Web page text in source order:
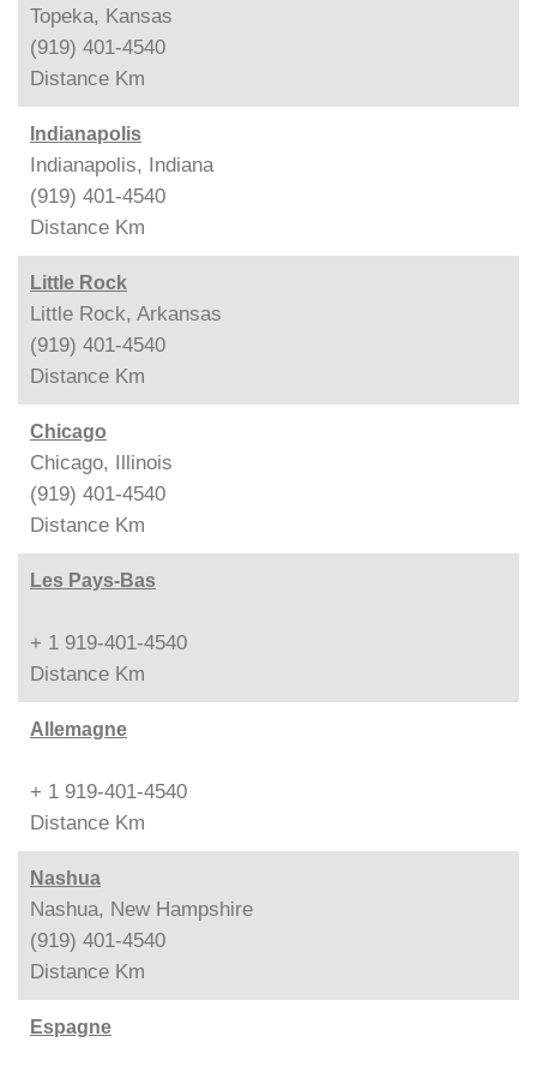
Topeka, Kansas
(919) 401-4540
Distance Km
Indianapolis
Indianapolis, Indiana
(919) 401-4540
Distance Km
Little Rock
Little Rock, Arkansas
(919) 401-4540
Distance Km
Chicago
Chicago, Illinois
(919) 401-4540
Distance Km
Les Pays-Bas
+ 1 919-401-4540
Distance Km
Allemagne
+ 1 919-401-4540
Distance Km
Nashua
Nashua, New Hampshire
(919) 401-4540
Distance Km
Espagne